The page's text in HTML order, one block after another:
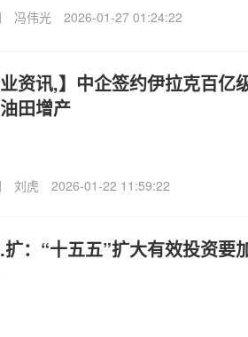
冯伟光 2026-01-27 01:24:22
业资讯,】中企签约伊拉克百
田增产
刘虎 2026-01-22 11:59:22
扩：“十五五”扩大有效投资要